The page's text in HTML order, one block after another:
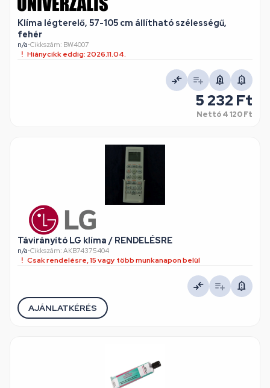
Klíma légterelő, 57-105 cm állítható szélességű,
fehér
n/a•Cikkszám: BW4007
Hiánycikk eddig: 2026.11.04.
5 232 Ft
Nettó4 120 Ft
Távirányító LG klíma / RENDELÉSRE
n/a•Cikkszám: AKB74375404
Csak rendelésre, 15 vagy több munkanapon belül
AJÁNLATKÉRÉS